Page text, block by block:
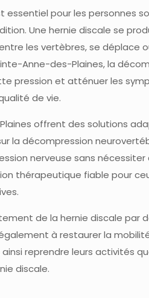
essentiel pour les personnes
Une hernie discale se
les vertèbres, se déplace
Anne-des-Plaines, la
pression et atténuer les
de vie.
offrent des solutions
la décompression
nerveuse sans
thérapeutique fiable pour
de la hernie discale par
à restaurer la
reprendre leurs activités
discale.